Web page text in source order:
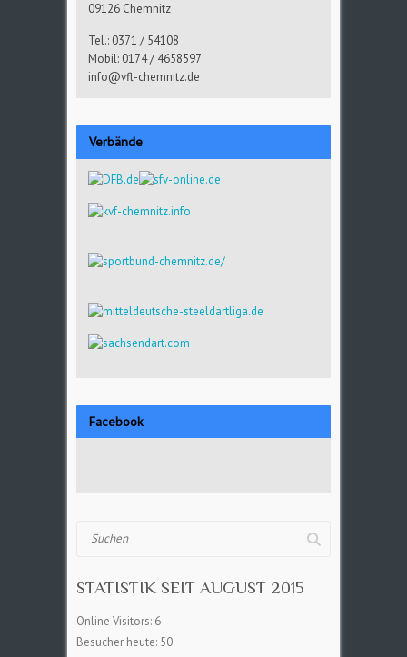
09126 Chemnitz
Tel.: 0371 / 54108
Mobil: 0174 / 4658597
info@vfl-chemnitz.de
Verbände
Facebook
STATISTIK SEIT AUGUST 2015
Online Visitors: 6
Besucher heute: 50